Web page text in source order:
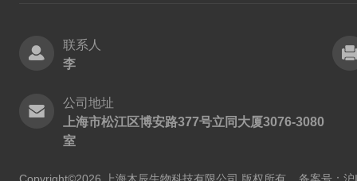
联系人
李
公司地址
上海市松江区博安路377号立同大厦3076-3080
室